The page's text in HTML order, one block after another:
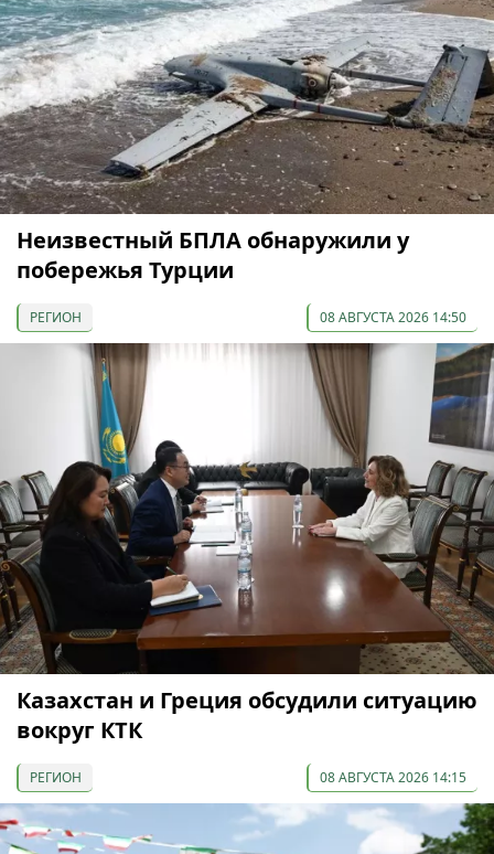
Неизвестный БПЛА обнаружили у
побережья Турции
РЕГИОН 08 АВГУСТА 2026 14:50
Казахстан и Греция обсудили ситуацию
вокруг КТК
РЕГИОН 08 АВГУСТА 2026 14:15